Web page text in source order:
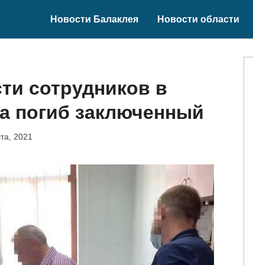
Новости Балаклея Новости области
сотрудников в
погиб заключенный
2021